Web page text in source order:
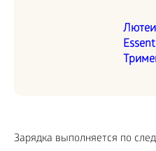
Зарядка выполняется по